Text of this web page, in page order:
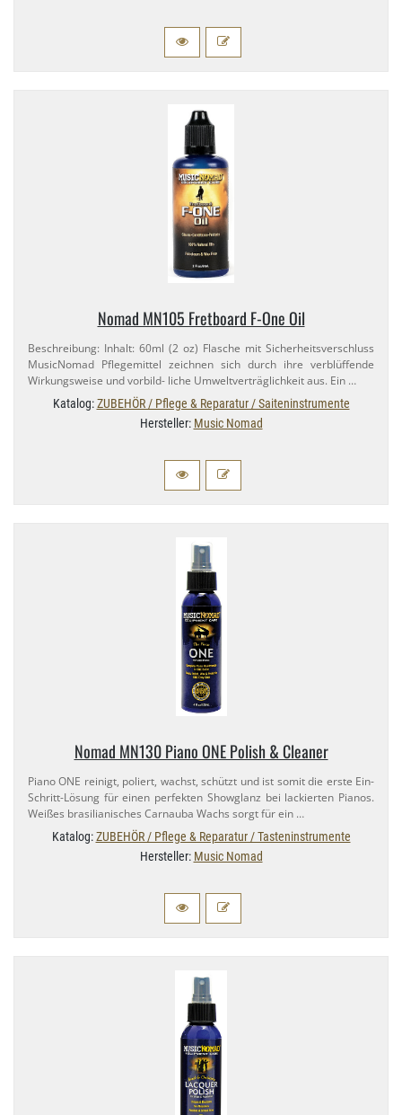
Nomad MN105 Fretboard F-​One Oil
Beschreibung: Inhalt: 60ml (2 oz) Flasche mit Sicherheitsverschluss
MusicNomad Pflegemittel zeichnen sich durch ihre verblüffende
Wirkungsweise und vorbild- liche Umweltverträglichkeit aus. Ein …
Katalog:ZUBEHÖR / Pflege & Reparatur / Saiteninstrumente
Hersteller: Music Nomad
Nomad MN130 Piano ONE Polish & Cleaner
Piano ONE reinigt, poliert, wachst, schützt und ist somit die erste Ein-​
Schritt-​Lösung für einen perfekten Showglanz bei lackierten Pianos.
Weißes brasilianisches Carnauba Wachs sorgt für ein …
Katalog:ZUBEHÖR / Pflege & Reparatur / Tasteninstrumente
Hersteller: Music Nomad